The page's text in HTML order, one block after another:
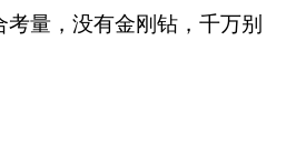
量，没有金刚钻，千万别